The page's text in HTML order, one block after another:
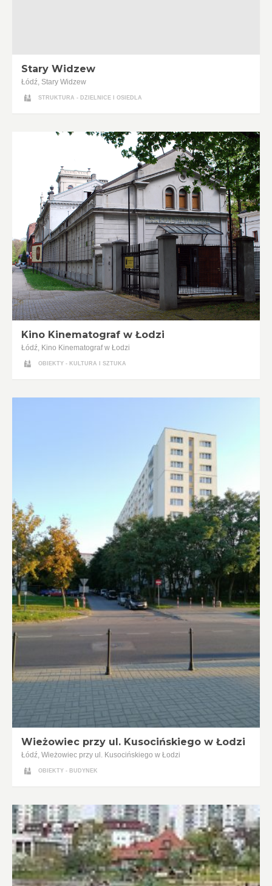
Stary Widzew
Łódź, Stary Widzew
STRUKTURA - DZIELNICE I OSIEDLA
Kino Kinematograf w Łodzi
Łódź, Kino Kinematograf w Łodzi
OBIEKTY - KULTURA I SZTUKA
Wieżowiec przy ul. Kusocińskiego w Łodzi
Łódź, Wieżowiec przy ul. Kusocińskiego w Łodzi
OBIEKTY - BUDYNEK